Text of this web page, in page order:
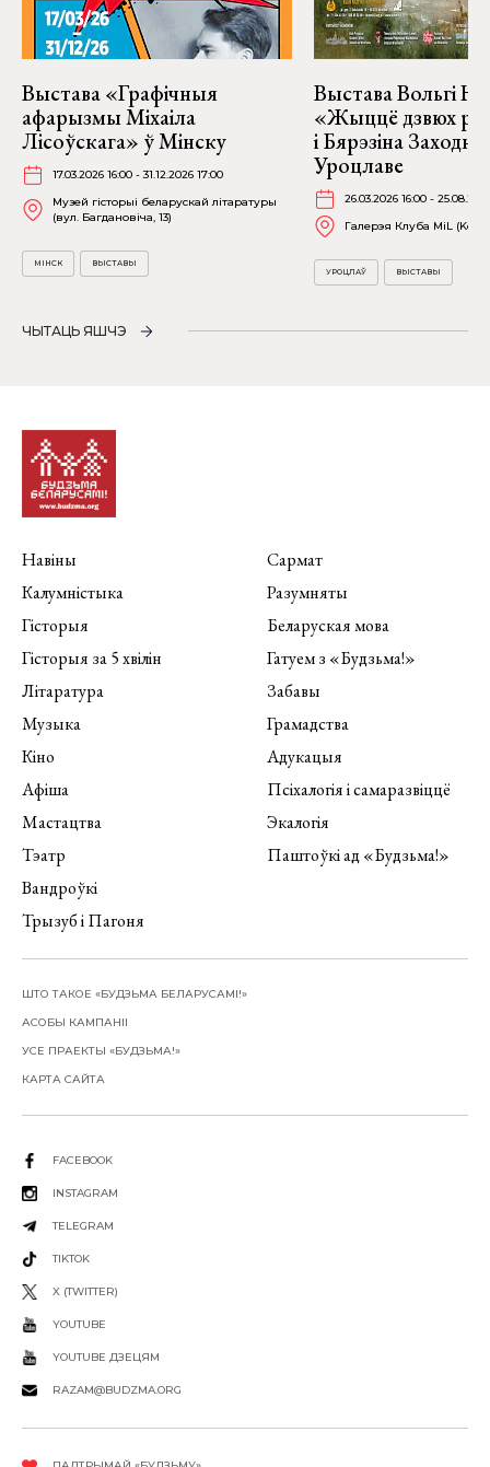
Выстава «Графічныя
афарызмы Міхаіла
Лісоўскага» ў Мінску
17.03.2026 16:00 - 31.12.2026 17:00
Музей гісторыі беларускай літаратуры
(вул. Багдановіча, 13)
МІНСК ВЫСТАВЫ
Выстава Вольгі
«Жыццё дзвюх
і Бярэзіна
Уроцлаве
26.03.2026 16:00 -
Галерэя Клуба MiL
УРОЦЛАЎ ВЫСТАВЫ
ЧЫТАЦЬ ЯШЧЭ
Навіны
Калумністыка
Гісторыя
Гісторыя за 5 хвілін
Літаратура
Музыка
Кіно
Афіша
Мастацтва
Тэатр
Вандроўкі
Трызуб і Пагоня
Сармат
Разумняты
Беларуская мова
Гатуем з «Будзьма!»
Забавы
Грамадства
Адукацыя
Псіхалогія і самаразвіццё
Экалогія
Паштоўкі ад «Будзьма!»
ШТО ТАКОЕ «БУДЗЬМА БЕЛАРУСАМІ!»
АСОБЫ КАМПАНІІ
УСЕ ПРАЕКТЫ «БУДЗЬМА!»
КАРТА САЙТА
FACEBOOK
INSTAGRAM
TELEGRAM
TIKTOK
X (TWITTER)
YOUTUBE
YOUTUBE ДЗЕЦЯМ
RAZAM@BUDZMA.ORG